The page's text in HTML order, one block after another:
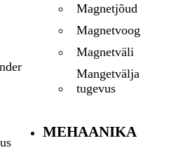
Magnetjõud
Magnetvoog
Magnetväli
Mangetvälja
tugevus
MEHAANIKA